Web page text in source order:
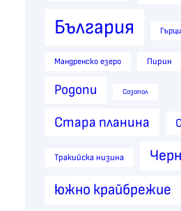
България
Мандренско езеро Пирин
Родопи Созопол
Стара планина
Тракийска низина
южно крайбрежие